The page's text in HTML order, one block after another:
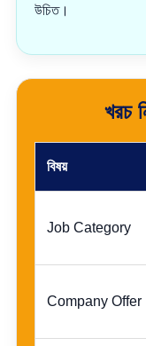
উচিত।
খরচ
বিষয়
Job Category
Company Offer